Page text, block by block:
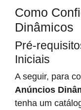
Como
Dinâmicos
Pré-
Iniciais
A seguir, para
Anúncios
tenha um